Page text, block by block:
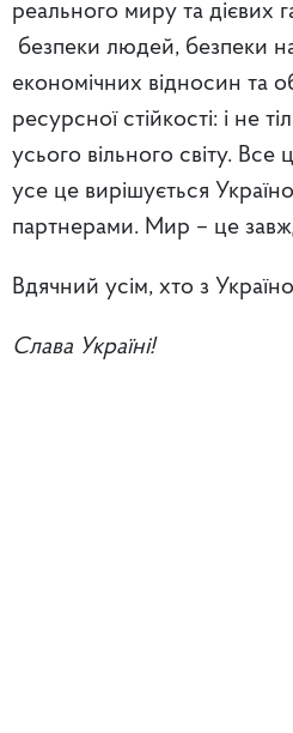
реального миру та дієвих
безпеки людей, безпеки
економічних відносин та
ресурсної стійкості: і не
усього вільного світу. Все
усе це вирішується
партнерами. Мир – це
Вдячний усім, хто з
Слава Україні!